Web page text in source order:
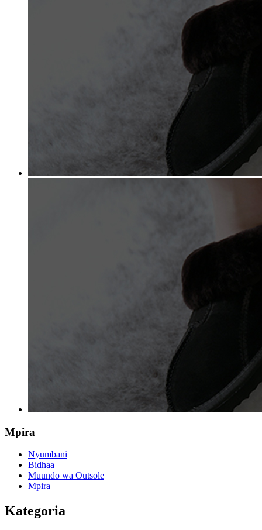
Mpira
Nyumbani
Bidhaa
Muundo wa Outsole
Mpira
Kategoria